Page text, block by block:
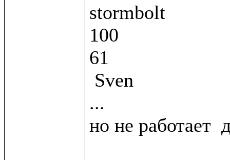
stormbolt
100
61
...
но не работает